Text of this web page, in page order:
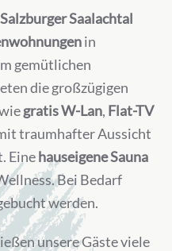
Saalachtal
in
gemütlichen
die großzügigen
gratis W-Lan, Flat-TV
traumhafter Aussicht
Einehauseigene Sauna
Bei Bedarf
werden.
unsere Gäste viele